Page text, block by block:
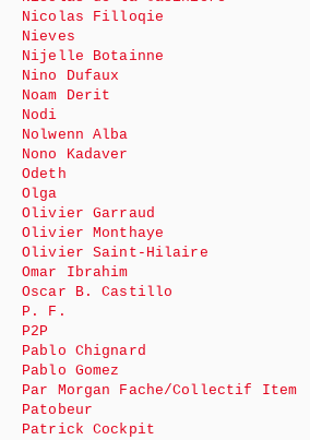
Nicolas Filloqie
Nieves
Nijelle Botainne
Nino Dufaux
Noam Derit
Nodi
Nolwenn Alba
Nono Kadaver
Odeth
Olga
Olivier Garraud
Olivier Monthaye
Olivier Saint-Hilaire
Omar Ibrahim
Oscar B. Castillo
P. F.
P2P
Pablo Chignard
Pablo Gomez
Par Morgan Fache/Collectif Item
Patobeur
Patrick Cockpit